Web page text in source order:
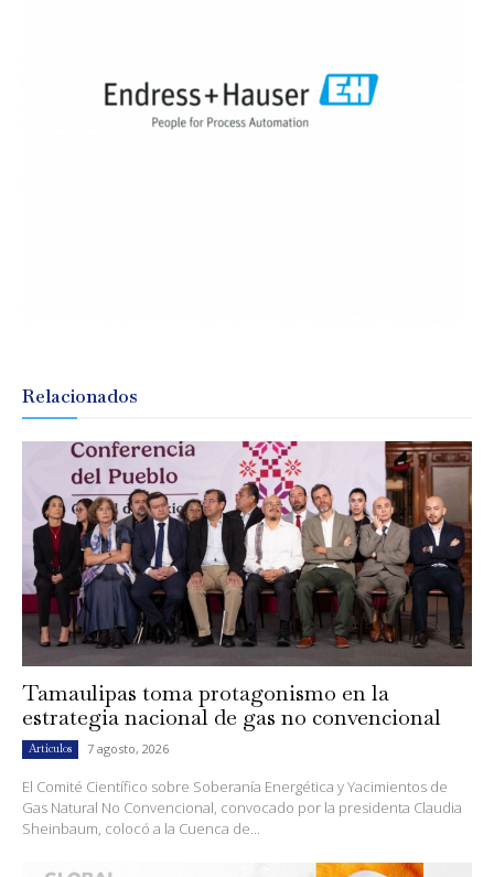
Relacionados
Tamaulipas toma protagonismo en la
estrategia nacional de gas no convencional
Artículos 7 agosto, 2026
El Comité Científico sobre Soberanía Energética y Yacimientos de
Gas Natural No Convencional, convocado por la presidenta Claudia
Sheinbaum, colocó a la Cuenca de...